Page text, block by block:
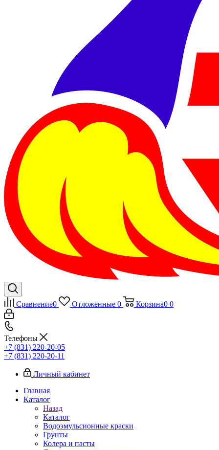
Сравнение0 Отложенные 0 Корзина0 0
Телефоны
+7 (831) 220-20-05
+7 (831) 220-20-11
Личный кабинет
Главная
Каталог
Назад
Каталог
Водоэмульсионные краски
Грунты
Колера и пасты